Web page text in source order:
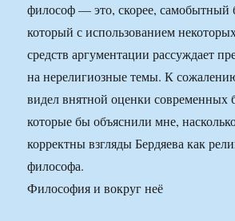
философ — это, скорее, самобытный
который с использованием
средств аргументации рассуждает
на нерелигиозные темы. К
видел внятной оценки современных
которые бы объяснили мне,
корректны взгляды Бердяева как
философа.
Философия и вокруг неё